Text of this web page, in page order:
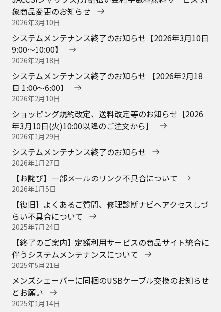
象商品変更のお知らせ
2026年3月10日
システムメンテナンス終了のお知らせ【2026年3月10日
9:00～10:00】
2026年2月18日
システムメンテナンス終了のお知らせ 【2026年2月18
日 1:00～6:00】
2026年2月10日
ショッピング規約改定、送料改定等のお知らせ【2026
年3月10日(火)10:00以降のご注文から】
2026年1月29日
システムメンテナンス終了のお知らせ
2026年1月27日
【お詫び】一部メールのリンク不具合について
2026年1月5日
【復旧】よくあるご質問、修理診断ナビへアクセスしづ
らい不具合について
2025年7月24日
【終了のご案内】定額利用サービスの商品サイト統合に
伴うシステムメンテナンスについて
2025年5月21日
メンズシェーバーに同梱のUSBケーブル交換のお知らせ
とお願い
2025年1月14日